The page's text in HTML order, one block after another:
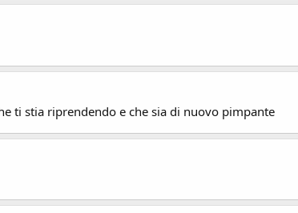
ti stia riprendendo e che sia di nuovo pimpante